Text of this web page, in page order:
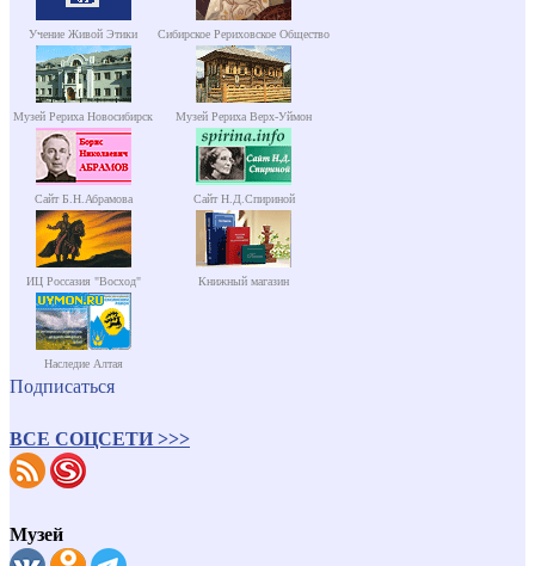
Учение Живой Этики Сибирское Рериховское Общество
Музей Рериха Новосибирск Музей Рериха Верх-Уймон
Сайт Б.Н.Абрамова Сайт Н.Д.Спириной
ИЦ Россазия "Восход" Книжный магазин
Наследие Алтая
Подписаться
ВСЕ СОЦСЕТИ >>>
Музей